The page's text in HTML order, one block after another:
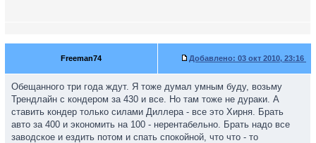
Freeman74 Добавлено: 03 окт 2010, 23:16
Обещанного три года ждут. Я тоже думал умным буду, возьму
Трендлайн с кондером за 430 и все. Но там тоже не дураки. А
ставить кондер только силами Диллера - все это Хирня. Брать
авто за 400 и экономить на 100 - нерентабельно. Брать надо все
заводское и ездить потом и спать спокойной, что что - то